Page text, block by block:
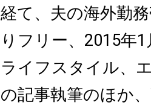
経て、夫の海外勤
りフリー、2015年
ライフスタイル、
の記事執筆のほか